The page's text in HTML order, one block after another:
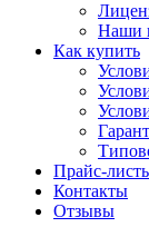
Наши
Как купить
Прайс-
Контакты
Отзывы